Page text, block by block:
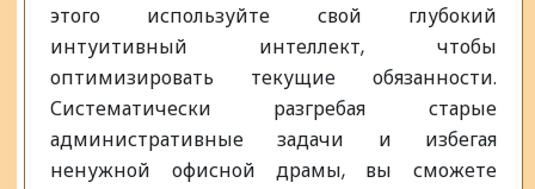
этого используйте свой глубокий
интуитивный интеллект, чтобы
оптимизировать текущие обязанности.
Систематически разгребая старые
административные задачи и избегая
ненужной офисной драмы, вы сможете